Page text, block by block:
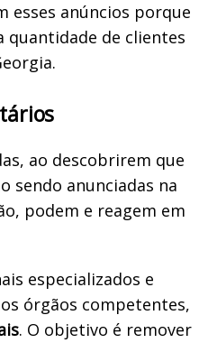
esses anúncios porque
quantidade de clientes
ao descobrirem que
sendo anunciadas na
podem e reagem em
especializados e
órgãos competentes,
. O objetivo é remover